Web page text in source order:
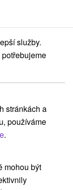
Žilinský kraj
(12)
služby.
stránkách a
používáme
.
mohou být